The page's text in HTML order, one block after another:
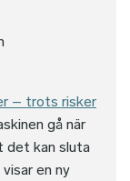
– trots risker
gå när
det kan sluta
en ny